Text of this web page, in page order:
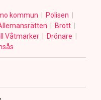
kommun
Polisen
Brott
Våtmarker
Drönare